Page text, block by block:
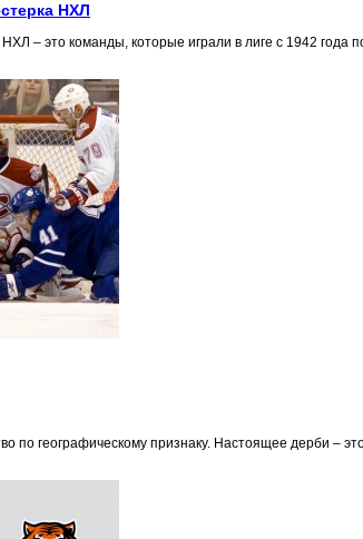
НХЛ
– это команды, которые играли в лиге с 1942 года
по географическому признаку. Настоящее дерби –